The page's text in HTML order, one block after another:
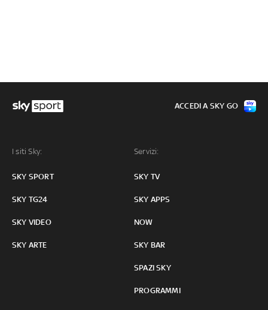
I siti Sky:
SKY SPORT
SKY TG24
SKY VIDEO
SKY ARTE
Servizi:
SKY TV
SKY APPS
NOW
SKY BAR
SPAZI SKY
PROGRAMMI
ACCEDI A SKY GO